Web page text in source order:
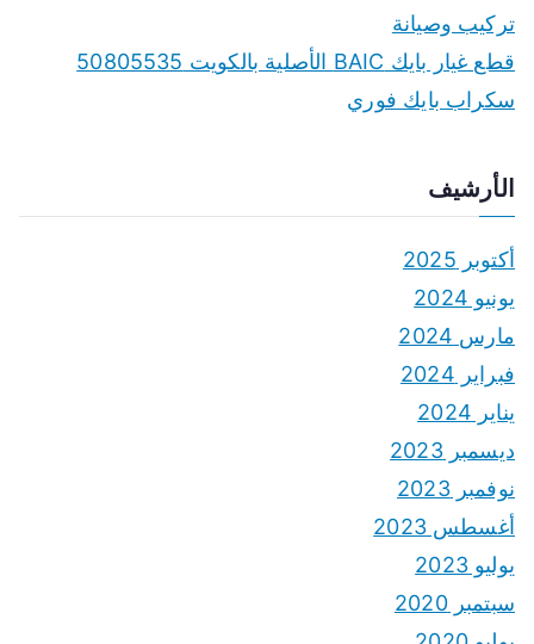
تركيب وصيانة
قطع غيار بايك BAIC الأصلية بالكويت 50805535
سكراب بايك فوري
الأرشيف
أكتوبر 2025
يونيو 2024
مارس 2024
فبراير 2024
يناير 2024
ديسمبر 2023
نوفمبر 2023
أغسطس 2023
يوليو 2023
سبتمبر 2020